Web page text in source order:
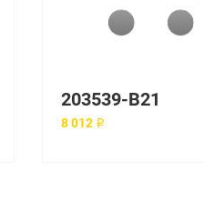
203539-B21
8 012 ₽